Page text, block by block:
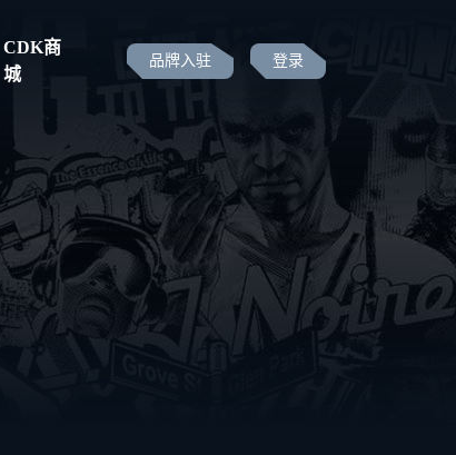
CDK商
城
品牌入驻 登录